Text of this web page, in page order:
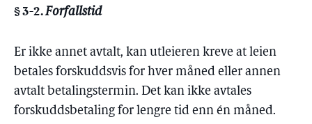
§ 3-2.Forfallstid
Er ikke annet avtalt, kan utleieren kreve at leien
betales forskuddsvis for hver måned eller annen
avtalt betalingstermin. Det kan ikke avtales
forskuddsbetaling for lengre tid enn én måned.